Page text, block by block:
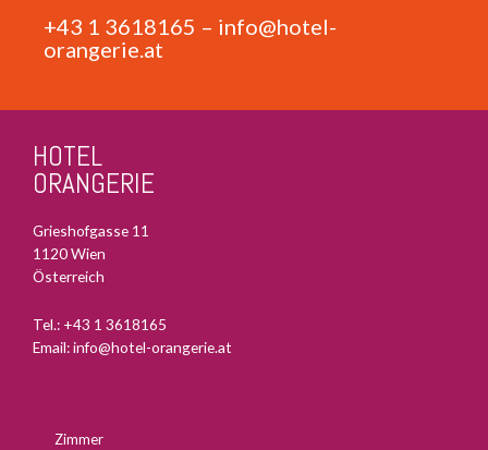
+43 1 3618165 – info@hotel-
orangerie.at
HOTEL
ORANGERIE
Grieshofgasse 11
1120 Wien
Österreich
Tel.: +43 1 3618165
Email:info@hotel-orangerie.at
Zimmer